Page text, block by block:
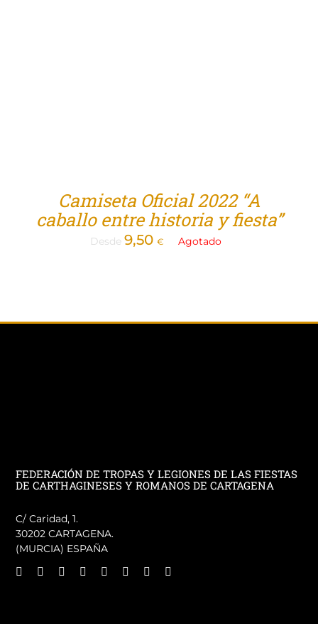
Camiseta Oficial 2022 “A
caballo entre historia y fiesta”
Desde 9,50 € Agotado
FEDERACIÓN DE TROPAS Y LEGIONES DE LAS FIESTAS
DE CARTHAGINESES Y ROMANOS DE CARTAGENA
C/ Caridad, 1.
30202 CARTAGENA.
(MURCIA) ESPAÑA